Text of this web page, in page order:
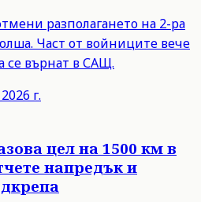
разполагането на 2-ра
Част от войниците вече
се върнат в САЩ.
г.
цел на 1500 км в
напредък и